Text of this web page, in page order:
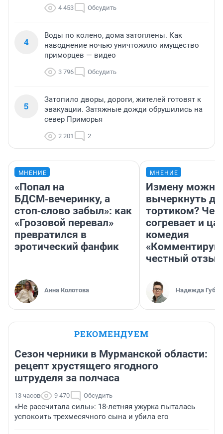
4 453 Обсудить
4
Воды по колено, дома затоплены. Как
наводнение ночью уничтожило имущество
приморцев — видео
3 796 Обсудить
5
Затопило дворы, дороги, жителей готовят к
эвакуации. Затяжные дожди обрушились на
север Приморья
2 201 2
МНЕНИЕ
«Попал на
БДСМ‑вечеринку, а
стоп‑слово забыл»: как
«Грозовой перевал»
превратился в
эротический фанфик
Анна Колотова
МНЕНИЕ
Измену можно
вычеркнуть
тортиком? Чем
согревает и
комедия
«Комментируй
честный отзыв
Надежда
РЕКОМЕНДУЕМ
Сезон черники в Мурманской области:
рецепт хрустящего ягодного
штруделя за полчаса
13 часов 9 470 Обсудить
«Не рассчитала силы»: 18-летняя ужурка пыталась
успокоить трехмесячного сына и убила его